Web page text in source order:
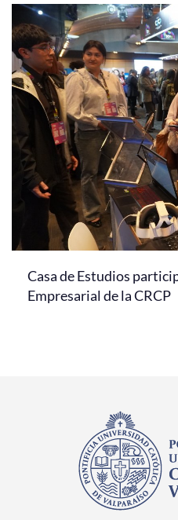
Casa de Estudios
Empresarial de la CRCP